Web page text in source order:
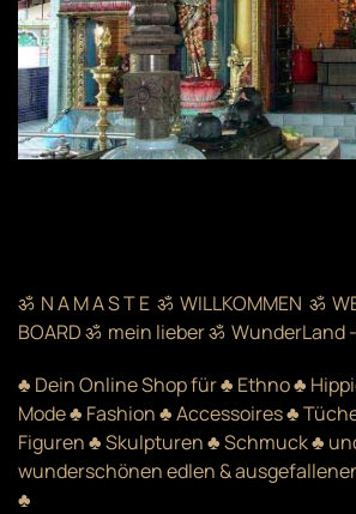
ॐ N A M A S T E ॐ WILLKOMMEN ॐ
BOARD ॐ mein lieber ॐ WunderLand
♣ Dein Online Shop für ♣ Ethno ♣
Mode ♣ Fashion ♣ Accessoires ♣
Figuren ♣ Skulpturen ♣ Schmuck ♣
wunderschönen edlen &
♣